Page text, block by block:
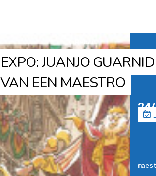
k Retour
EXPO: JUANJO
VAN EEN MAESTRO
F